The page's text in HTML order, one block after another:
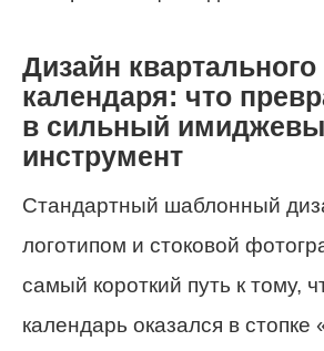
Дизайн квартального
календаря: что
в сильный
инструмент
Стандартный шаблонный
логотипом и стоковой
самый короткий путь к тому,
календарь оказался в стопке